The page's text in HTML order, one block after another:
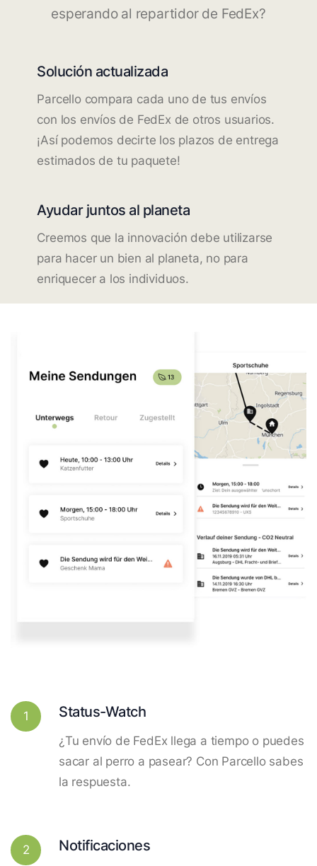
esperando al repartidor de FedEx?
Solución actualizada
Parcello compara cada uno de tus envíos
con los envíos de FedEx de otros usuarios.
¡Así podemos decirte los plazos de entrega
estimados de tu paquete!
Ayudar juntos al planeta
Creemos que la innovación debe utilizarse
para hacer un bien al planeta, no para
enriquecer a los individuos.
1 Status-Watch
¿Tu envío de FedEx llega a tiempo o puedes
sacar al perro a pasear? Con Parcello sabes
la respuesta.
2 Notificaciones